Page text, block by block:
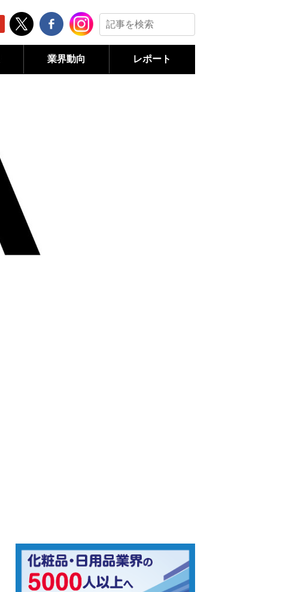
業界動向 レポート